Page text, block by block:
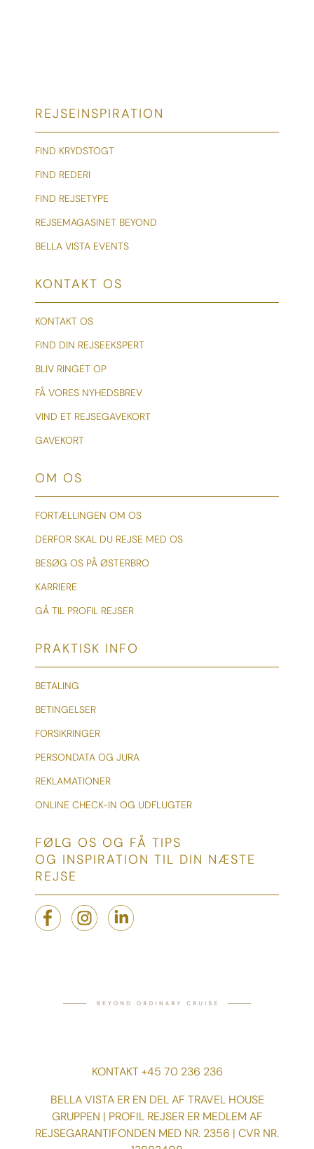
REJSEINSPIRATION
FIND KRYDSTOGT
FIND REDERI
FIND REJSETYPE
REJSEMAGASINET BEYOND
BELLA VISTA EVENTS
KONTAKT OS
KONTAKT OS
FIND DIN REJSEEKSPERT
BLIV RINGET OP
FÅ VORES NYHEDSBREV
VIND ET REJSEGAVEKORT
GAVEKORT
OM OS
FORTÆLLINGEN OM OS
DERFOR SKAL DU REJSE MED OS
BESØG OS PÅ ØSTERBRO
KARRIERE
GÅ TIL PROFIL REJSER
PRAKTISK INFO
BETALING
BETINGELSER
FORSIKRINGER
PERSONDATA OG JURA
REKLAMATIONER
ONLINE CHECK-IN OG UDFLUGTER
FØLG OS OG FÅ TIPS
OG INSPIRATION TIL DIN NÆSTE
REJSE
KONTAKT +45 70 236 236
BELLA VISTA ER EN DEL AF TRAVEL HOUSE
GRUPPEN | PROFIL REJSER ER MEDLEM AF
REJSEGARANTIFONDEN MED NR. 2356 | CVR NR.